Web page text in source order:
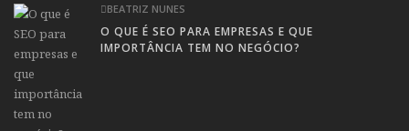
BEATRIZ NUNES
O QUE É SEO PARA EMPRESAS E QUE
IMPORTÂNCIA TEM NO NEGÓCIO?